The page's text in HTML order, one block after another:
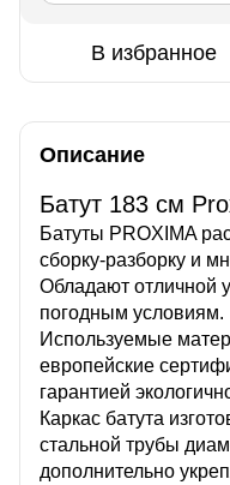
В избранное
Описание
Батут 183 см
Батуты PROXIMA
сборку-разборку и
Обладают отличной
погодным условиям.
Используемые
европейские
гарантией
Каркас батута
стальной трубы
дополнительно